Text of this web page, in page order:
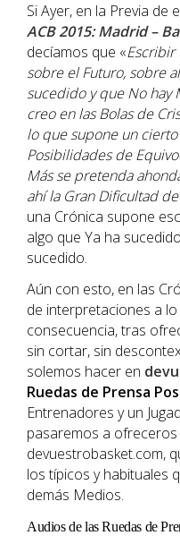
Si Ayer, en la Previa de
ACB 2015: Madrid –
decíamos que «Escribir
sobre el Futuro, sobre
sucedido y que No hay
creo en las Bolas de
lo que supone un
Posibilidades de
Más se pretenda
ahí la Gran Dificultad
una Crónica supone
algo que Ya ha
sucedido.
Aún con esto, en las
de interpretaciones a lo
consecuencia, tras
sin cortar, sin
solemos hacer en
Ruedas de Prensa
Entrenadores y un
pasaremos a
devuestrobasket.com,
los típicos y habituales
demás Medios.
Audios de las Ruedas de